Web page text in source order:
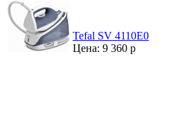
Tefal SV 4110E0
Цена: 9 360 р